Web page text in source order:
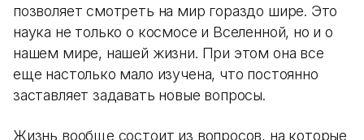
позволяет смотреть на мир гораздо шире. Это
наука не только о космосе и Вселенной, но и о
нашем мире, нашей жизни. При этом она все
еще настолько мало изучена, что постоянно
заставляет задавать новые вопросы.
Жизнь вообще состоит из вопросов, на которые